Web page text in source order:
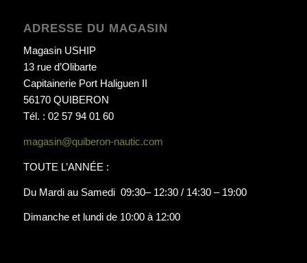
ADRESSE DU MAGASIN
Magasin USHIP
13 rue d’Olibarte
Capitainerie Port Haliguen II
56170 QUIBERON
Tél. : 02 57 94 01 60
magasin@quiberon-nautic.com
TOUTE L’ANNÉE :
Du Mardi au Samedi 09:30– 12:30 / 14:30 – 19:00
Dimanche et lundi de 10:00 à 12:00